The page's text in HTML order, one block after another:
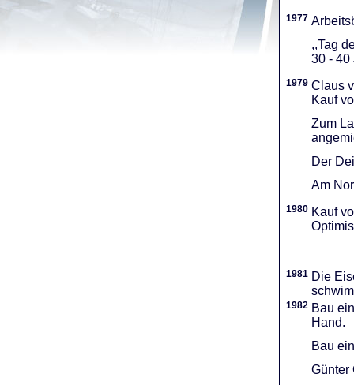
1977
,,Tag
30 - 40
1979 Claus
Kauf
Zum
Der
Am
1980 Kauf
1981 Die
1982 Bau
Hand.
Bau
Günter